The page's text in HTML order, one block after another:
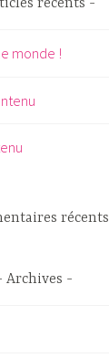
récents
monde !
récents
Archives